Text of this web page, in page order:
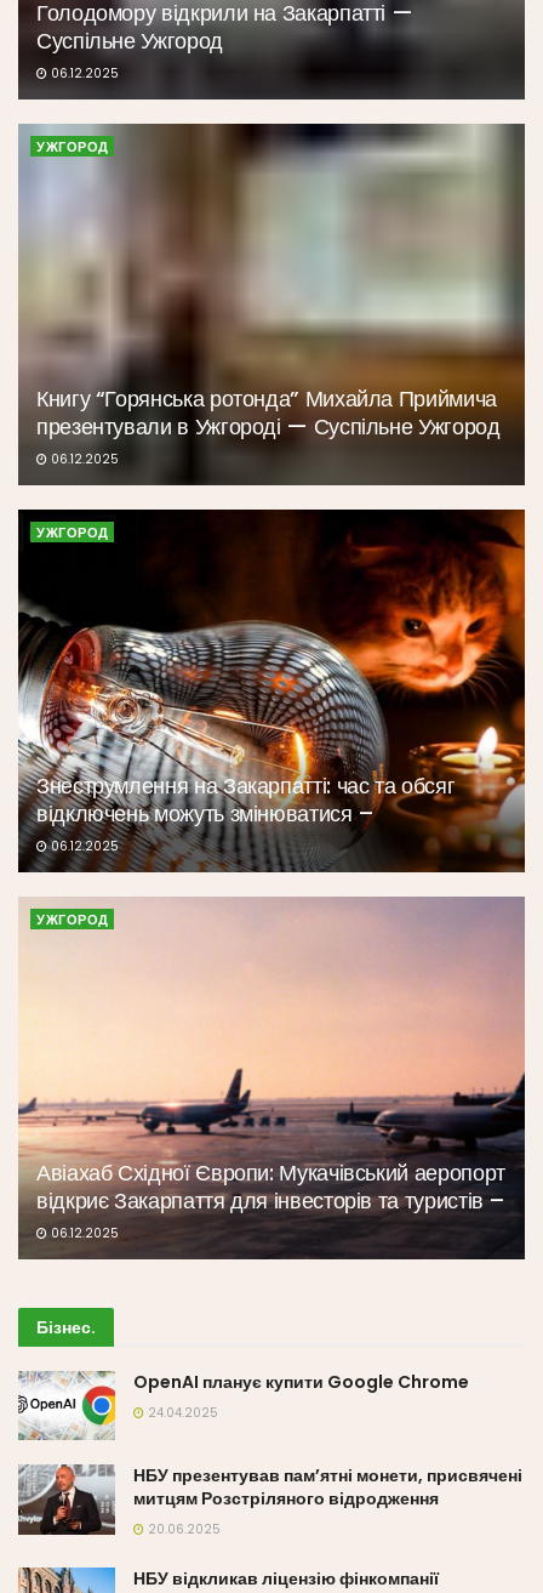
Голодомору відкрили на Закарпатті —
Суспільне Ужгород
06.12.2025
УЖГОРОД
Книгу “Горянська ротонда” Михайла Приймича
презентували в Ужгороді — Суспільне Ужгород
06.12.2025
УЖГОРОД
Знеструмлення на Закарпатті: час та обсяг
відключень можуть змінюватися –
06.12.2025
УЖГОРОД
Авіахаб Східної Європи: Мукачівський аеропорт
відкриє Закарпаття для інвесторів та туристів –
06.12.2025
Бізнес.
OpenAI планує купити Google Chrome
24.04.2025
НБУ презентував пам’ятні монети, присвячені
митцям Розстріляного відродження
20.06.2025
НБУ відкликав ліцензію фінкомпанії